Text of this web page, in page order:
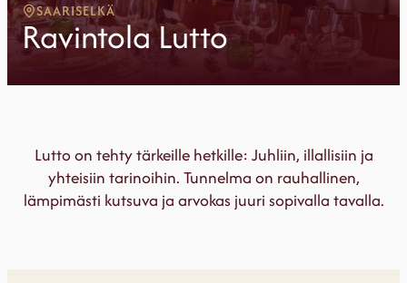
SAARISELKÄ
Ravintola Lutto
Lutto on tehty tärkeille hetkille: Juhliin, illallisiin ja
yhteisiin tarinoihin. Tunnelma on rauhallinen,
lämpimästi kutsuva ja arvokas juuri sopivalla tavalla.